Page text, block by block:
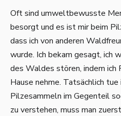
Oft sind umweltbewusste
besorgt und es ist mir beim
dass ich von anderen
wurde. Ich bekam gesagt, ich
des Waldes stören, indem ich
Hause nehme. Tatsächlich
Pilzesammeln im Gegenteil
zu verstehen, muss man